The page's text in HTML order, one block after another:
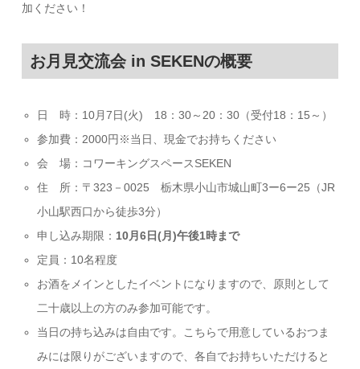
加ください！
お月見交流会 in SEKENの概要
日 時：10月7日(火) 18：30～20：30（受付18：15～）
参加費：2000円※当日、現金でお持ちください
会 場：コワーキングスペースSEKEN
住 所：〒323－0025 栃木県小山市城山町3ー6ー25（JR
小山駅西口から徒歩3分）
申し込み期限： 10月6日(月)午後1時まで
定員：10名程度
お酒をメインとしたイベントになりますので、原則として
二十歳以上の方のみ参加可能です。
当日の持ち込みは自由です。こちらで用意しているおつま
みには限りがございますので、各自でお持ちいただけると